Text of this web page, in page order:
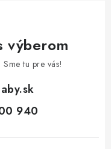
výberom
tu pre vás!
940